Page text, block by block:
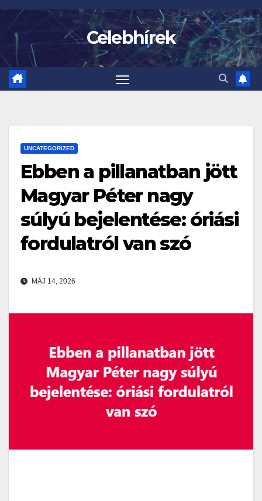
Skip
content
Celebhírek
UNCATEGORIZED
Ebben a pillanatban jött
Magyar Péter nagy
súlyú bejelentése: óriási
fordulatról van szó
MÁJ 14, 2026